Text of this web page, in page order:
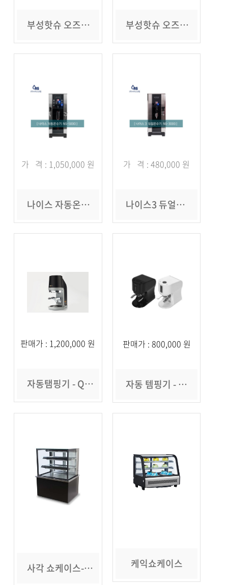
부성핫슈 오즈7 자동온수기 부성핫슈 오즈5 듀얼온수기
가 격 : 1,050,000 원
나이스 자동온수기 NS-5000
가 격 : 480,000 원
나이스3 듀얼온수기 NS-3000
판매가 : 1,200,000 원
자동탬핑기 - Q1
판매가 : 800,000 원
자동 템핑기 - 몬스터
사각 쇼케이스-900 케익쇼케이스